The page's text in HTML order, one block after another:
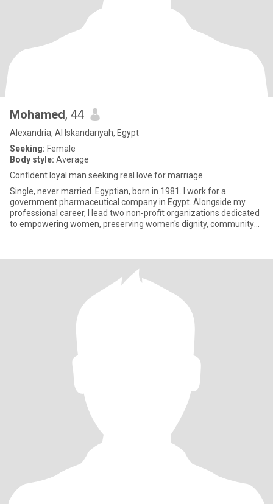
Mohamed, 44
Alexandria, Al Iskandarīyah, Egypt
Seeking: Female
Body style: Average
Confident loyal man seeking real love for marriage
Single, never married. Egyptian, born in 1981. I work for a
government pharmaceutical company in Egypt. Alongside my
professional career, I lead two non-profit organizations dedicated
to empowering women, preserving women's dignity, community